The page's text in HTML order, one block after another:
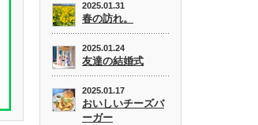
2025.01.31
春の訪れ。
2025.01.24
友達の結婚式
2025.01.17
おいしいチーズバ
ーガー